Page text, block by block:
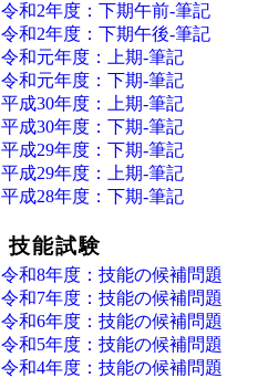
令和2年度：下期午前‐筆記
令和2年度：下期午後‐筆記
令和元年度：上期‐筆記
令和元年度：下期‐筆記
平成30年度：上期‐筆記
平成30年度：下期‐筆記
平成29年度：下期‐筆記
平成29年度：上期‐筆記
平成28年度：下期‐筆記
技能試験
令和8年度：技能の候補問題
令和7年度：技能の候補問題
令和6年度：技能の候補問題
令和5年度：技能の候補問題
令和4年度：技能の候補問題